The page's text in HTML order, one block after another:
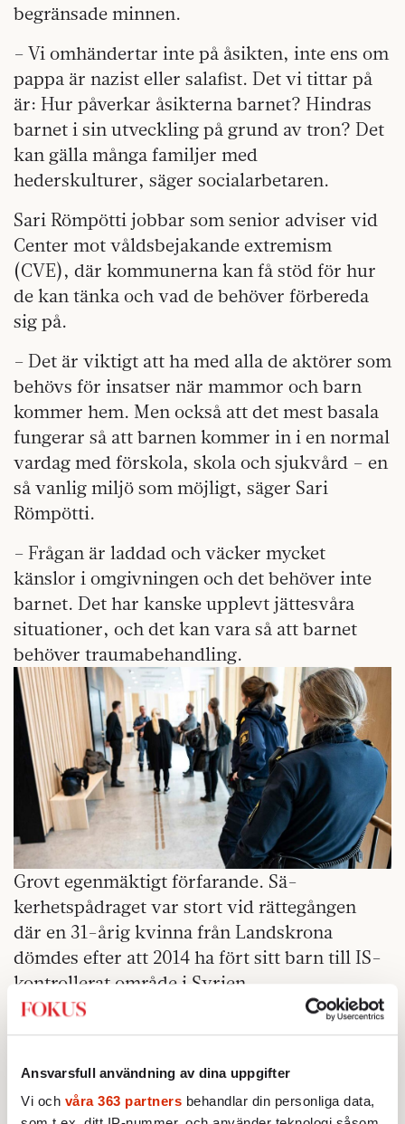
Ansvarsfull användning av dina uppgifter
Vi och våra 363 partners behandlar din personliga data,
begränsade minnen.
– Vi omhändertar inte på åsikten, inte ens om
pappa är nazist eller salafist. Det vi tittar på
är: Hur påverkar åsikterna barnet? Hindras
barnet i sin utveckling på grund av tron? Det
kan gälla många familjer med
hederskulturer, säger socialarbetaren.
Sari Römpötti jobbar som senior adviser vid
Center mot våldsbejakande extremism
(CVE), där kommunerna kan få stöd för hur
de kan tänka och vad de behöver förbereda
sig på.
– Det är viktigt att ha med alla de aktörer som
behövs för insatser när mammor och barn
kommer hem. Men också att det mest basala
fungerar så att barnen kommer in i en normal
vardag med förskola, skola och sjukvård – en
så vanlig miljö som möjligt, säger Sari
Römpötti.
– Frågan är laddad och väcker mycket
känslor i omgivningen och det behöver inte
barnet. Det har kanske upplevt jättesvåra
situationer, och det kan vara så att barnet
behöver traumabehandling.
Grovt egenmäktigt förfarande. Sä-
kerhetspådraget var stort vid rättegången
där en 31-årig kvinna från Landskrona
dömdes efter att 2014 ha fört sitt barn till IS-
kontrollerat område i Syrien.
se till sitt
– Men det är inte svartvitt. Man måste titta på
omständigheterna. Det handlar om här och